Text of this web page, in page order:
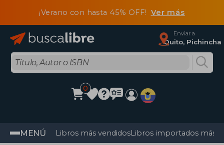
¡Verano con hasta 45% OFF! Ver más
Enviar a
Quito, Pichincha
0
MENÚ Libros más vendidosLibros importados más